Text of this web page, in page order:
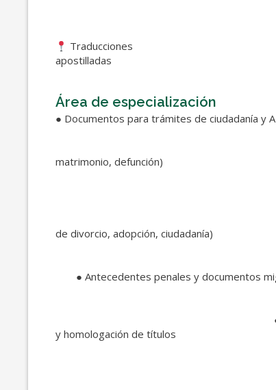
Traducciones
Área de especialización
● ​Documentos para trámites de ciudadanía y
● Partidas del
matrimonio, defunción)
● Documentos
de divorcio, adopción, ciudadanía)
● Antecedentes penales y documentos
● Títulos académicos y
y homologación de títulos